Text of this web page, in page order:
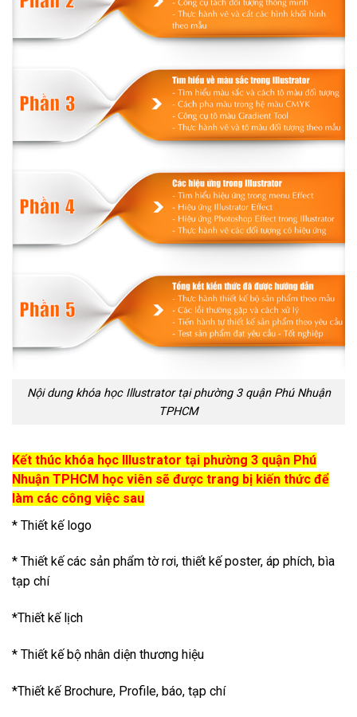
Nội dung khóa học Illustrator tại phường 3 quận Phú Nhuận
TPHCM
Kết thúc khóa học Illustrator tại phường 3 quận Phú
Nhuận TPHCM học viên sẽ được trang bị kiến thức để
làm các công việc sau
* Thiết kế logo
* Thiết kế các sản phẩm tờ rơi, thiết kế poster, áp phích, bìa
tạp chí
*Thiết kế lịch
* Thiết kế bộ nhân diện thương hiệu
*Thiết kế Brochure, Profile, báo, tạp chí